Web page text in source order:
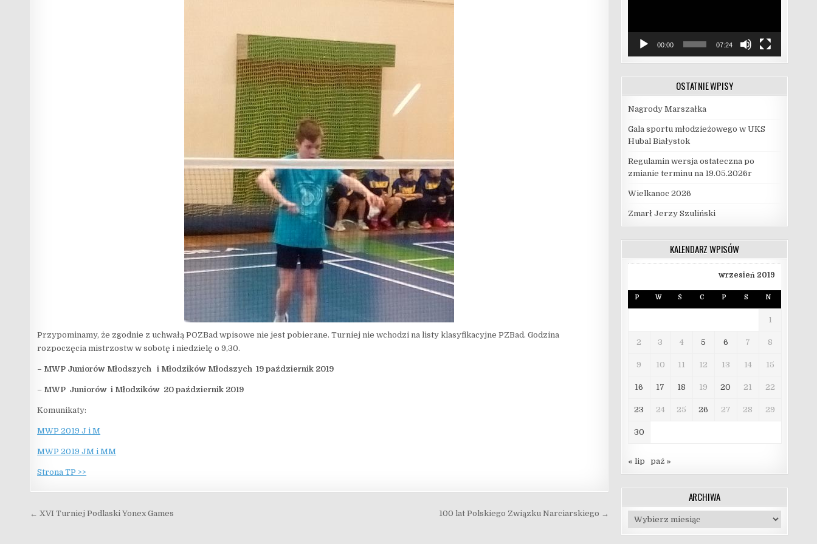
Przypominamy, że zgodnie z uchwałą POZBad wpisowe nie jest pobierane. Turniej nie wchodzi na listy klasyfikacyjne PZBad. Godzina
rozpoczęcia mistrzostw w sobotę i niedzielę o 9,30.
– MWP Juniorów Młodszych i Młodzików Młodszych 19 październik 2019
– MWP Juniorów i Młodzików 20 październik 2019
Komunikaty:
MWP 2019 J i M
MWP 2019 JM i MM
Strona TP >>
Nawigacja wpisu 100 lat Polskiego Związku Narciarskiego →
← XVI Turniej Podlaski Yonex Games
00:00 07:24
OSTATNIE WPISY
Nagrody Marszałka
Gala sportu młodzieżowego w UKS
Hubal Białystok
Regulamin wersja ostateczna po
zmianie terminu na 19.05.2026r
Wielkanoc 2026
Zmarł Jerzy Szuliński
KALENDARZ WPISÓW
wrzesień 2019
P W Ś C P S N
1
2 3 4 5 6 7 8
9 10 11 12 13 14 15
16 17 18 19 20 21 22
23 24 25 26 27 28 29
30
« lip paź »
ARCHIWA
Archiwa